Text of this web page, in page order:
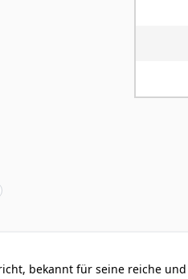
bekannt für seine reiche